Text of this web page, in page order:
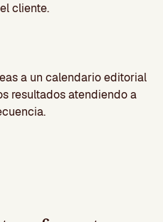
cliente.
a un calendario editorial
resultados atendiendo a